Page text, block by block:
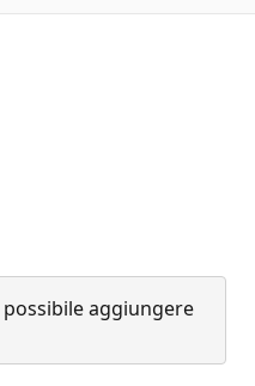
aggiungere